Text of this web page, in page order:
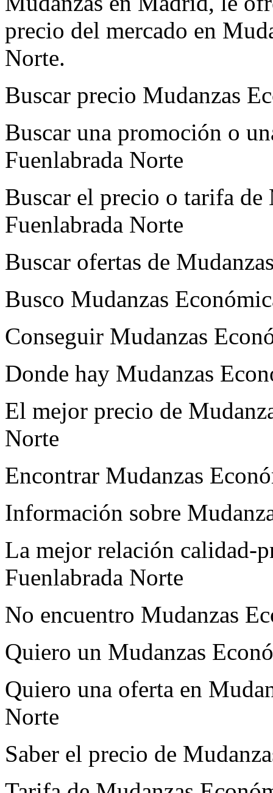
precio del mercado en
Norte.
Buscar precio Mudanzas
Buscar una promoción o
Fuenlabrada Norte
Buscar el precio o tarifa de
Fuenlabrada Norte
Buscar ofertas de
Busco Mudanzas
Conseguir Mudanzas
Donde hay Mudanzas
El mejor precio de
Norte
Encontrar Mudanzas
Información sobre
La mejor relación calidad-
Fuenlabrada Norte
No encuentro Mudanzas
Quiero un Mudanzas
Quiero una oferta en
Norte
Saber el precio de